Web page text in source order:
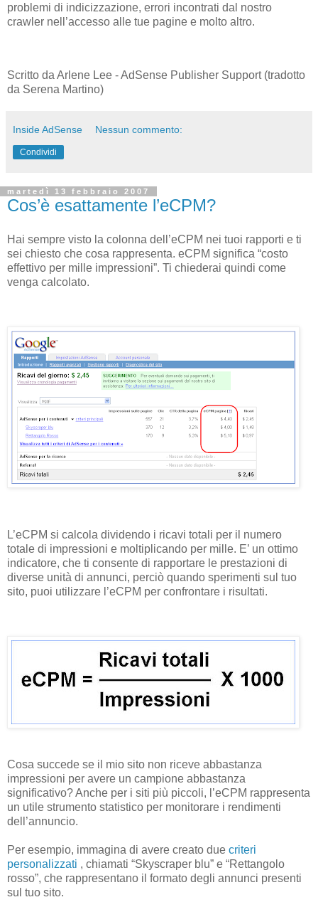
problemi di indicizzazione, errori incontrati dal nostro
crawler nell’accesso alle tue pagine e molto altro.
Scritto da Arlene Lee - AdSense Publisher Support (tradotto
da Serena Martino)
Inside AdSense Nessun commento:
Condividi
martedì 13 febbraio 2007
Cos’è esattamente l’eCPM?
Hai sempre visto la colonna dell’eCPM nei tuoi rapporti e ti
sei chiesto che cosa rappresenta. eCPM significa “costo
effettivo per mille impressioni”. Ti chiederai quindi come
venga calcolato.
L’eCPM si calcola dividendo i ricavi totali per il numero
totale di impressioni e moltiplicando per mille. E’ un ottimo
indicatore, che ti consente di rapportare le prestazioni di
diverse unità di annunci, perciò quando sperimenti sul tuo
sito, puoi utilizzare l’eCPM per confrontare i risultati.
Cosa succede se il mio sito non riceve abbastanza
impressioni per avere un campione abbastanza
significativo? Anche per i siti più piccoli, l’eCPM rappresenta
un utile strumento statistico per monitorare i rendimenti
dell’annuncio.
Per esempio, immagina di avere creato due criteri
personalizzati , chiamati “Skyscraper blu” e “Rettangolo
rosso”, che rappresentano il formato degli annunci presenti
sul tuo sito.